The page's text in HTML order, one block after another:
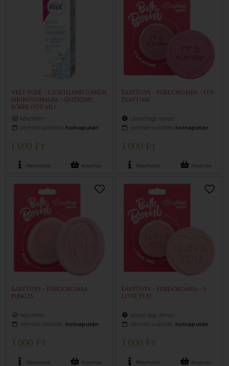
Veet Pure - szőrtelenítő krém
bikinivonalra - érzékeny
bőrre (100 ml)
készleten
várható szállítás: holnapután
1 690 Ft
Részletek Kosárba
EasyToys - Fürdőbomba - It's
Playtime
utolsó egy darab
várható szállítás: holnapután
3 000 Ft
Részletek Kosárba
EasyToys - Fürdőbomba -
puncis
készleten
várható szállítás: holnapután
3 000 Ft
Részletek Kosárba
EasyToys - Fürdőbomba - I
Love You
utolsó egy darab
várható szállítás: holnapután
3 000 Ft
Részletek Kosárba